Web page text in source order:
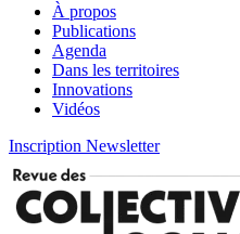
À propos
Publications
Agenda
Dans les territoires
Innovations
Vidéos
Inscription Newsletter